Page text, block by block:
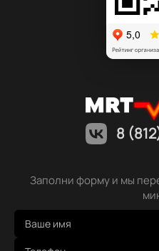
8
Заполни форму и мы